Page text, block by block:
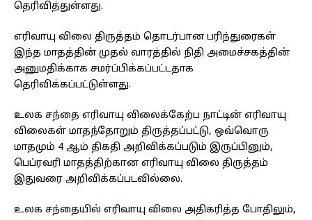
தெரிவித்துள்ளது.
எரிவாயு விலை திருத்தம் தொடர்பான பரிந்துரைகள்
இந்த மாதத்தின் முதல் வாரத்தில் நிதி அமைச்சகத்தின்
அனுமதிக்காக சமர்ப்பிக்கப்பட்டதாக
தெரிவிக்கப்பட்டுள்ளது.
உலக சந்தை எரிவாயு விலைக்கேற்ப நாட்டின் எரிவாயு
விலைகள் மாதந்தோறும் திருத்தப்பட்டு, ஒவ்வொரு
மாதமும் 4 ஆம் திகதி அறிவிக்கப்படும் இருப்பினும்,
பெப்ரவரி மாதத்திற்கான எரிவாயு விலை திருத்தம்
இதுவரை அறிவிக்கப்படவில்லை.
உலக சந்தையில் எரிவாயு விலை அதிகரித்த போதிலும்,